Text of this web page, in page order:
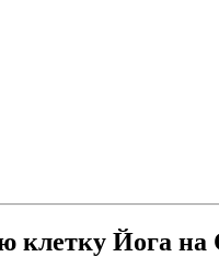
клетку Йога